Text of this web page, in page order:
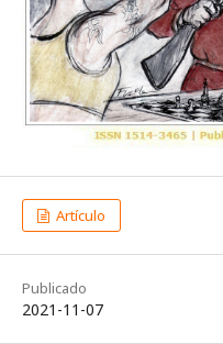
Artículo
Publicado
2021-11-07